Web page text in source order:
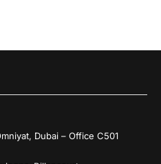
Dubai – Office C501